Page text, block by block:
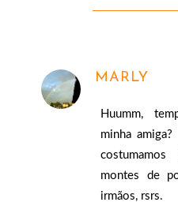
MARLY
Huumm,
minha
montes de
irmãos, rsrs.